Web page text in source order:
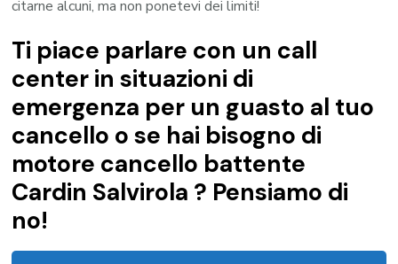
citarne alcuni, ma non ponetevi dei limiti!
Ti piace parlare con un call
center in situazioni di
emergenza per un guasto al tuo
cancello o se hai bisogno di
motore cancello battente
Cardin Salvirola ? Pensiamo di
no!